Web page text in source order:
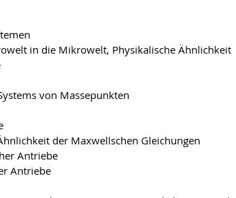
in die Mikrowelt, Physikalische Ähnlichkeit
von Massepunkten
der Maxwellschen Gleichungen
Antriebe
Antriebe